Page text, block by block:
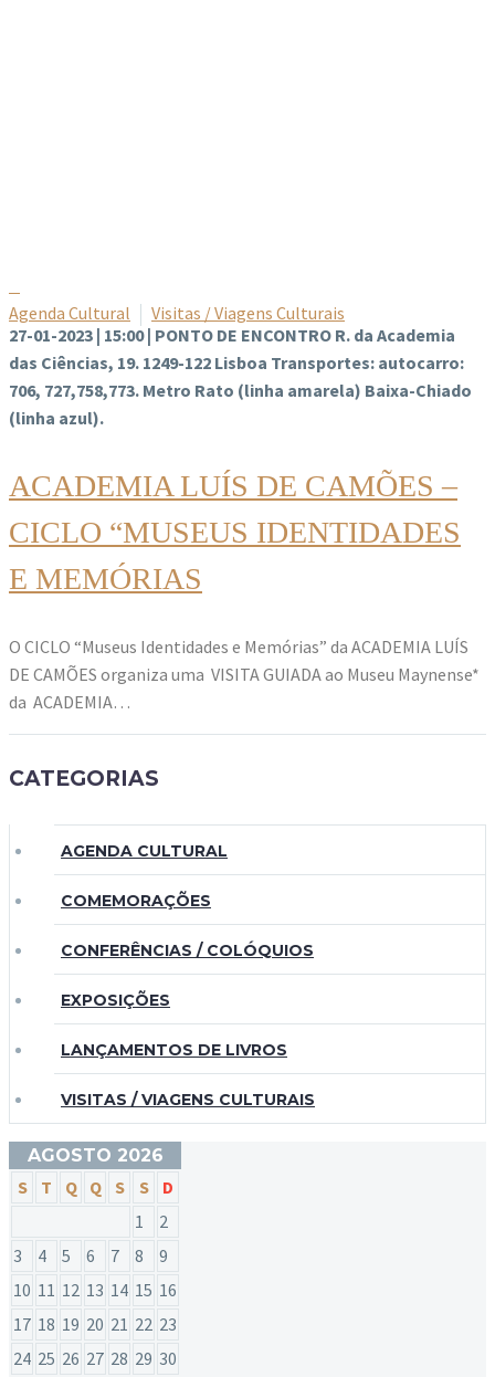
Agenda Cultural
Visitas / Viagens Culturais
27-01-2023 | 15:00 | PONTO DE ENCONTRO R. da Academia
das Ciências, 19. 1249-122 Lisboa Transportes: autocarro:
706, 727,758,773. Metro Rato (linha amarela) Baixa-Chiado
(linha azul).
ACADEMIA LUÍS DE CAMÕES –
CICLO “MUSEUS IDENTIDADES
E MEMÓRIAS
O CICLO “Museus Identidades e Memórias” da ACADEMIA LUÍS
DE CAMÕES organiza uma VISITA GUIADA ao Museu Maynense*
da ACADEMIA…
CATEGORIAS
AGENDA CULTURAL
COMEMORAÇÕES
CONFERÊNCIAS / COLÓQUIOS
EXPOSIÇÕES
LANÇAMENTOS DE LIVROS
VISITAS / VIAGENS CULTURAIS
AGOSTO 2026
S T Q Q S S
D
1
2
3
4 5 6 7 8
9
10 11 12 13 14 15 16
17 18 19 20 21 22 23
24 25 26 27 28 29 30